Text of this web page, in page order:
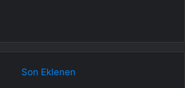
Son Eklenen